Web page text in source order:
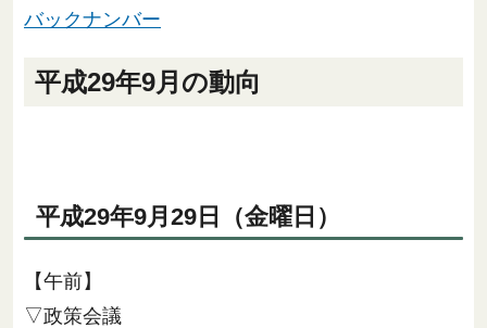
バックナンバー
平成29年9月の動向
平成29年9月29日（金曜日）
【午前】
▽政策会議